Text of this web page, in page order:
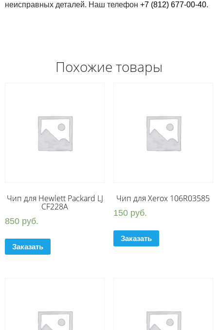
неисправных деталей. Наш телефон +7 (812) 677-00-40.
Похожие товары
Чип для Hewlett Packard LJ
CF228A
850 руб.
Заказать
Чип для Xerox 106R03585
150руб.
Заказать